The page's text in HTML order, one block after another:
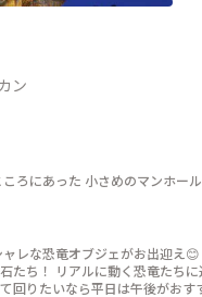
ン
レな恐竜オブジェがお出迎え
後がおすすめ お土産もオリジナル品がたくさん